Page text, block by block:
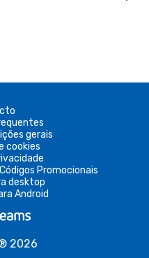
gerais
cookies
Promocionais
desktop
Android
2026